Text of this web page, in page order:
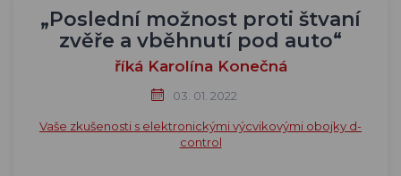
„Poslední možnost proti štvaní
zvěře a vběhnutí pod auto“
říká Karolína Konečná
03. 01. 2022
Vaše zkušenosti s elektronickými výcvikovými obojky d-
control